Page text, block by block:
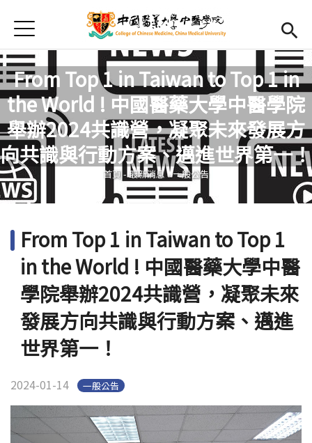
首頁
最新消息
Open submenu (學院簡介)
學院簡介
Open submenu (院長室)
院長室
教學設備
國際課程
Open submenu (學院計畫)
學院計畫
Open
English
Jump to Navigation
Jump to Main content
From Top 1 in Taiwan to Top 1 in
the World ! 中國醫藥大學中醫學院
舉辦2024共識營，凝聚未來發展方
向共識與行動方案、邁進世界第一！
您在這裡
首頁- 最新消息-一般公告
From Top 1 in Taiwan to Top 1
in the World ! 中國醫藥大學中醫
學院舉辦2024共識營，凝聚未來
發展方向共識與行動方案、邁進
世界第一！
2024-01-14 一般公告